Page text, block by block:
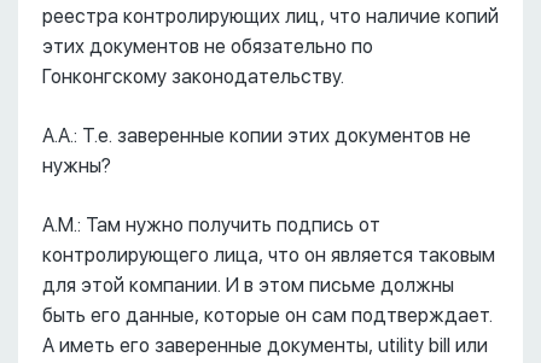
реестра контролирующих лиц, что наличие копий
этих документов не обязательно по
Гонконгскому законодательству.
А.А.: Т.е. заверенные копии этих документов не
нужны?
А.М.: Там нужно получить подпись от
контролирующего лица, что он является таковым
для этой компании. И в этом письме должны
быть его данные, которые он сам подтверждает.
А иметь его заверенные документы, utility bill или